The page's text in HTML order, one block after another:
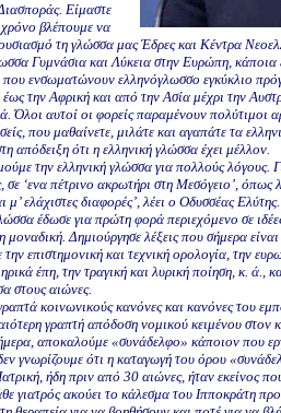
Είμαστε
χρόνο βλέπουμε να
τη γλώσσα μας Έδρες και Κέντρα
Γυμνάσια και Λύκεια στην Ευρώπη,
ενσωματώνουν ελληνόγλωσσο εγκύκλιο
την Αφρική και από την Ασία μέχρι την
Όλοι αυτοί οι φορείς παραμένουν πολύτιμοι
που μαθαίνετε, μιλάτε και αγαπάτε τα
απόδειξη ότι η ελληνική γλώσσα έχει μέλλον.
την ελληνική γλώσσα για πολλούς λόγους.
σε ‘ενα πέτρινο ακρωτήρι στη Μεσόγειο’, όπως
μ’ ελάχιστες διαφορές’, λέει ο Οδυσσέας Ελύτης.
έδωσε για πρώτη φορά περιεχόμενο σε
μοναδική. Δημιούργησε λέξεις που σήμερα είναι
την επιστημονική και τεχνική ορολογία, την
έπη, την τραγική και λυρική ποίηση, κ. ά.,
στους αιώνες.
κοινωνικούς κανόνες και κανόνες του
γραπτή απόδοση νομικού κειμένου
αποκαλούμε «συνάδελφο» κάποιον που
γνωρίζουμε ότι η καταγωγή του όρου
ήδη πριν από 30 αιώνες, ήταν εκείνος
γιατρός ακούει το κάλεσμα του Ιπποκράτη